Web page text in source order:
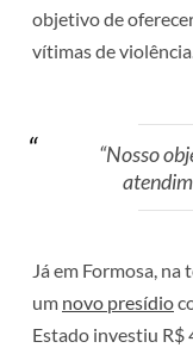
objetivo de
vítimas de
“Nosso
Já em Formosa,
um novo presídio
Estado investiu R$